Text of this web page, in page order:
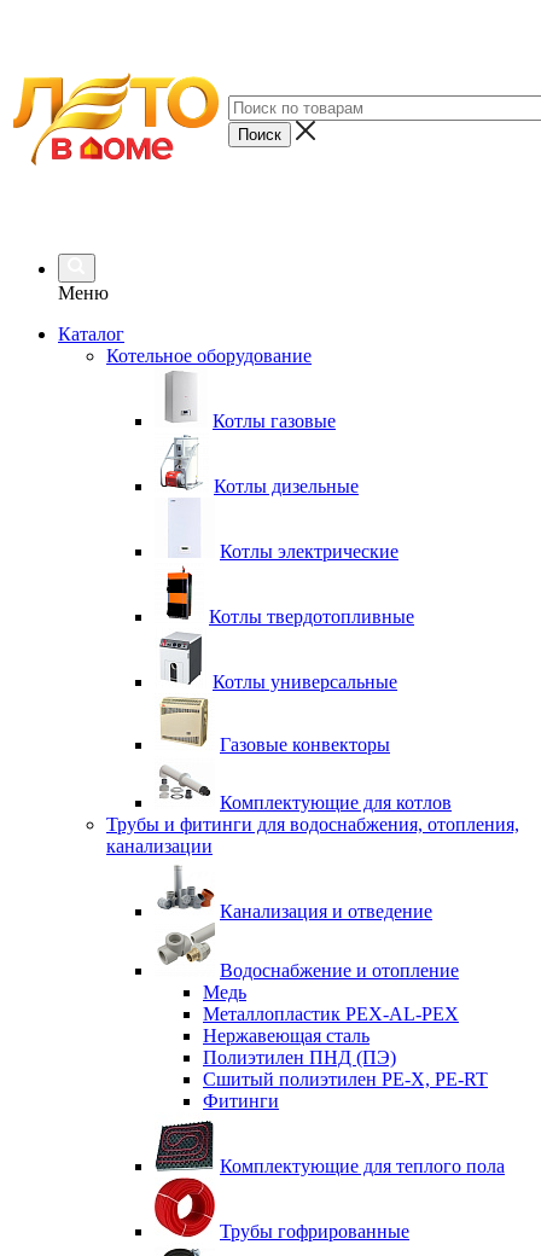
Меню
Каталог
Котельное оборудование
Котлы газовые
Котлы дизельные
Котлы электрические
Котлы твердотопливные
Котлы универсальные
Газовые конвекторы
Комплектующие для котлов
Трубы и фитинги для водоснабжения, отопления,
канализации
Канализация и отведение
Водоснабжение и отопление
Медь
Металлопластик PEX-AL-PEX
Нержавеющая сталь
Полиэтилен ПНД (ПЭ)
Сшитый полиэтилен PE-X, PE-RT
Фитинги
Комплектующие для теплого пола
Трубы гофрированные